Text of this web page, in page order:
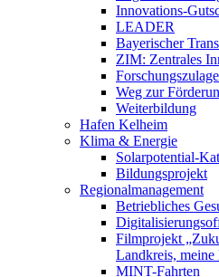
Innovations-
LEADER
Bayerischer
ZIM: Zentrales
Forschungszulage
Weg zur
Weiterbildung
Hafen Kelheim
Klima & Energie
Solarpotential-
Bildungsprojekt
Regionalmanagement
Betriebliches
Filmprojekt
Landkreis, meine
MINT-Fahrten